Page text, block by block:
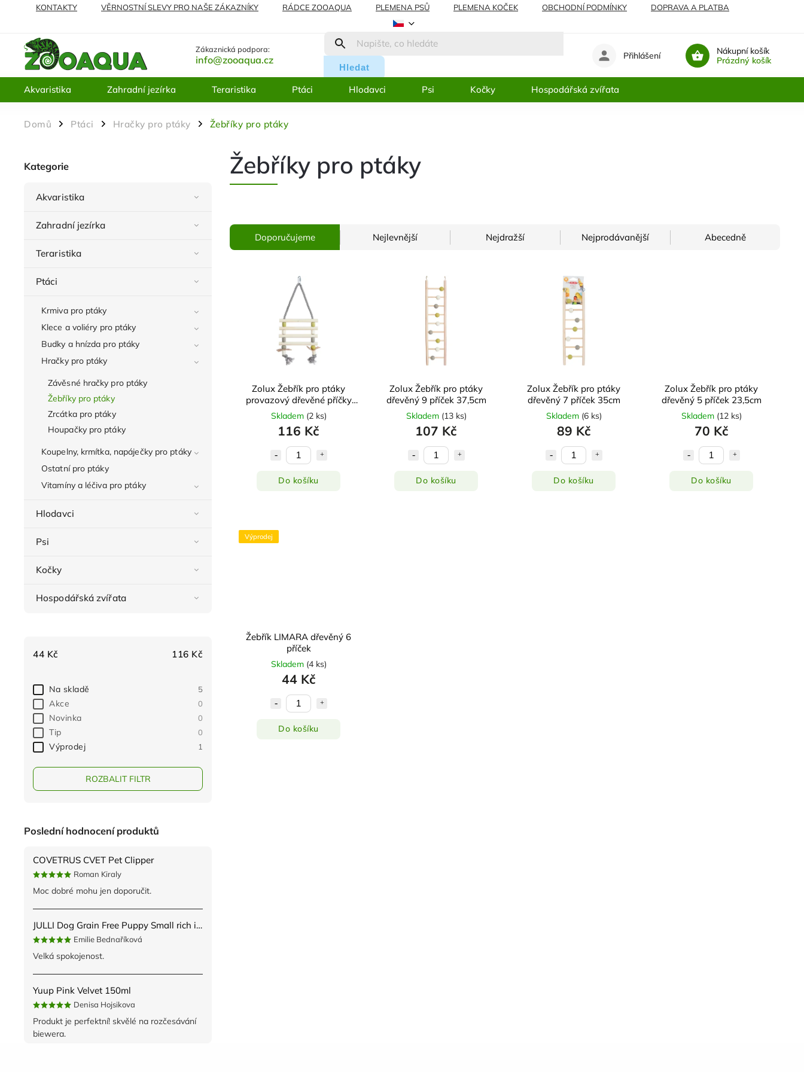
KONTAKTY VĚRNOSTNÍ SLEVY PRO NAŠE ZÁKAZNÍKY RÁDCE ZOOAQUA PLEMENA PSŮ PLEMENA KOČEK OBCHODNÍ PODMÍNKY
DOPRAVA A PLATBA
Zákaznická podpora:
info@zooaqua.cz
Hledat
Nákupní košík
Prázdný košík
Přihlášení
Akvaristika Zahradní jezírka Teraristika Ptáci Hlodavci Psi Kočky Hospodářská zvířata
Domů / Ptáci / Hračky pro ptáky / Žebříky pro ptáky
Kategorie
Akvaristika
Zahradní jezírka
Teraristika
Ptáci
Krmiva pro ptáky
Klece a voliéry pro ptáky
Budky a hnízda pro ptáky
Hračky pro ptáky
Závěsné hračky pro ptáky
Žebříky pro ptáky
Zrcátka pro ptáky
Houpačky pro ptáky
Koupelny, krmítka, napáječky pro ptáky
Ostatní pro ptáky
Vitamíny a léčiva pro ptáky
Hlodavci
Psi
Kočky
Hospodářská zvířata
44 Kč 116 Kč
Na skladě 5
Akce 0
Novinka 0
Tip 0
Výprodej 1
ROZBALIT FILTR
Poslední hodnocení produktů
COVETRUS CVET Pet Clipper
Roman Kiraly
Moc dobré mohu jen doporučit.
JULLI Dog Grain Free Puppy Small rich in fresh Turkey & Potato 2kg
Emilie Bednaříková
Velká spokojenost.
Yuup Pink Velvet 150ml
Denisa Hojsikova
Produkt je perfektní! skvělé na rozčesávání
biewera.
Žebříky pro ptáky
Doporučujeme Nejlevnější Nejdražší Nejprodávanější Abecedně
Zolux Žebřík pro ptáky
provazový dřevěné příčky
31cm
Skladem (2 ks)
116 Kč
Do košíku
Zolux Žebřík pro ptáky
dřevěný 9 příček 37,5cm
Skladem (13 ks)
107 Kč
Do košíku
Zolux Žebřík pro ptáky
dřevěný 7 příček 35cm
Skladem (6 ks)
89 Kč
Do košíku
Zolux Žebřík pro ptáky
dřevěný 5 příček 23,5cm
Skladem (12 ks)
70 Kč
Do košíku
Výprodej
Žebřík LIMARA dřevěný 6
příček
Skladem (4 ks)
44 Kč
Do košíku